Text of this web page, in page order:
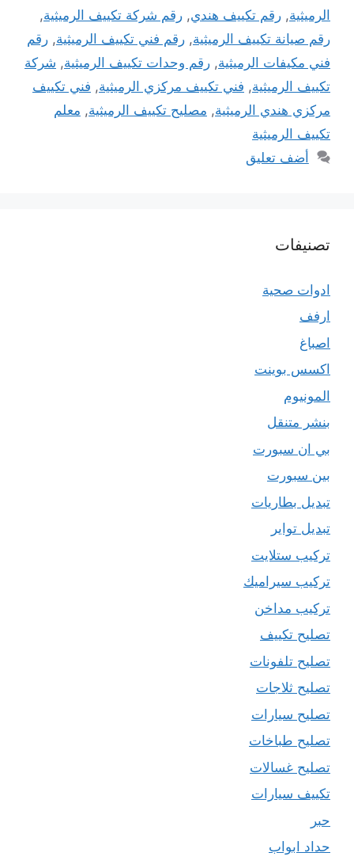
الرميثية, رقم تكييف هندي, رقم شركة تكييف الرميثية,
رقم صيانة تكييف الرميثية, رقم فني تكييف الرميثية, رقم
فني مكيفات الرميثية, رقم وحدات تكييف الرميثية, شركة
تكييف الرميثية, فني تكييف مركزي الرميثية, فني تكييف
مركزي هندي الرميثية, مصليح تكييف الرميثية, معلم
تكييف الرميثية
أضف تعليق
تصنيفات
ادوات صحية
ارفف
اصباغ
اكسس بوينت
المونيوم
بنشر متنقل
بي ان سبورت
بين سبورت
تبديل بطاريات
تبديل تواير
تركيب ستلايت
تركيب سيراميك
تركيب مداخن
تصليح تكييف
تصليح تلفونات
تصليح ثلاجات
تصليح سيارات
تصليح طباخات
تصليح غسالات
تكييف سيارات
حبر
حداد ابواب